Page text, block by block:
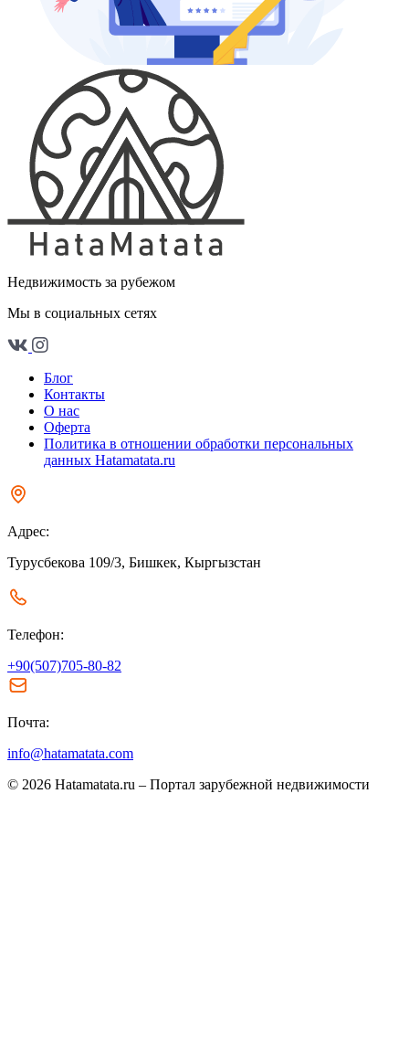
Недвижимость за рубежом
Мы в социальных сетях
Блог
Контакты
О нас
Оферта
Политика в отношении обработки персональных
данных Hatamatata.ru
Адрес:
Турусбекова 109/3, Бишкек, Кыргызстан
Телефон:
+90(507)705-80-82
Почта:
info@hatamatata.com
© 2026 Hatamatata.ru – Портал зарубежной недвижимости